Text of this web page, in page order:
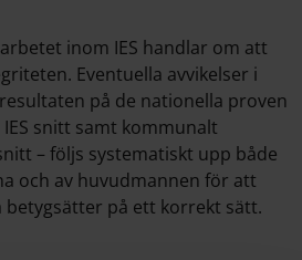
inom IES handlar om att
Eventuella avvikelser i
på de nationella proven
snitt samt kommunalt
– följs systematiskt upp både
och av huvudmannen för att
betygsätter på ett korrekt sätt.